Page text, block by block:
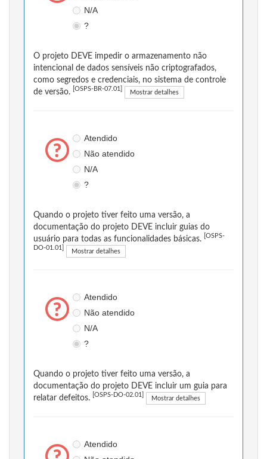
N/A
?
O projeto DEVE impedir o armazenamento não
intencional de dados sensíveis não criptografados,
como segredos e credenciais, no sistema de controle
de versão.
[OSPS-BR-07.01] Mostrar detalhes
Atendido
Não atendido
N/A
?
Quando o projeto tiver feito uma versão, a
documentação do projeto DEVE incluir guias do
usuário para todas as funcionalidades básicas.
[OSPS-
DO-01.01] Mostrar detalhes
Atendido
Não atendido
N/A
?
Quando o projeto tiver feito uma versão, a
documentação do projeto DEVE incluir um guia para
relatar defeitos.
[OSPS-DO-02.01] Mostrar detalhes
Atendido